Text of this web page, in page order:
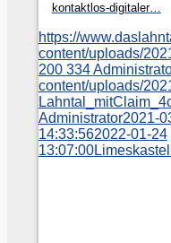
kontaktlos-digitaler…
https://
content/uploads/
200 334
content/uploads/
Administrator2021-
14:33:562022-01-24
13:07:00